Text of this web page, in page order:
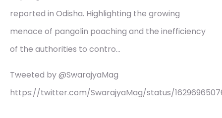
reported in Odisha. Highlighting the growing
menace of pangolin poaching and the inefficiency
of the authorities to contro…
Tweeted by @SwarajyaMag
https://twitter.com/SwarajyaMag/status/